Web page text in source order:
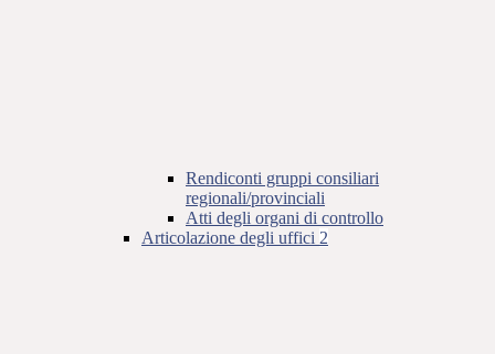
Rendiconti gruppi consiliari
regionali/provinciali
Atti degli organi di controllo
Articolazione degli uffici 2